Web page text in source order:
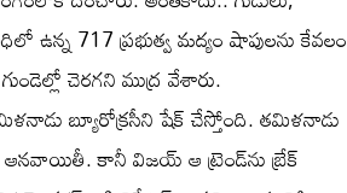
ఉన్న 717 ప్రభుత్వ మద్యం షాపులను కేవలం
చెరగని ముద్ర వేశారు.
బ్యూరోక్రసీని షేక్ చేస్తోంది. తమిళనాడు
ఆనవాయితీ. కానీ విజయ్ ఆ ట్రెండ్‌ను బ్రేక్